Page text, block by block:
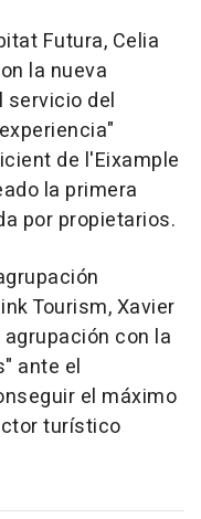
Futura, Celia
la nueva
servicio del
de l'Eixample
la primera
por propietarios.
Tourism, Xavier
con la
ante el
el máximo
turístico